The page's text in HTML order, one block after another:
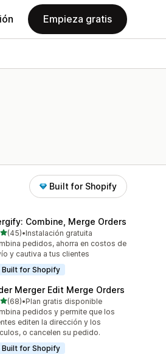
Empieza gratis
Built for Shopify
Combine, Merge Orders
de 5 estrellas
(45) en total
•Instalación gratuita
pedidos, ahorra en costos de
y cautiva a tus clientes
Built for Shopify
Merger Edit Merge Orders
de 5 estrellas
(68) en total
•Plan gratis disponible
pedidos y permite que los
editen la dirección y los
o cancelen su pedido.
Built for Shopify